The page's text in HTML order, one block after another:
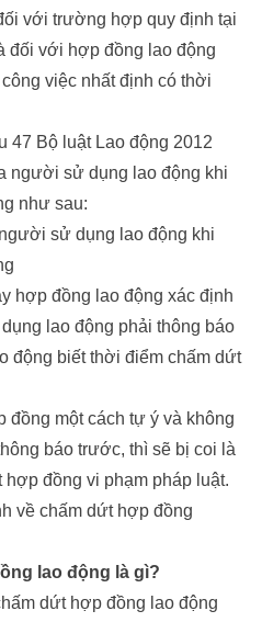
với trường hợp quy định tại
đối với hợp đồng lao động
việc nhất định có thời
47 Bộ luật Lao động 2012
người sử dụng lao động khi
như sau:
sử dụng lao động khi
hợp đồng lao động xác định
lao động phải thông báo
động biết thời điểm chấm dứt
đồng một cách tự ý và không
báo trước, thì sẽ bị coi là
đồng vi phạm pháp luật.
về chấm dứt hợp đồng
lao động là gì?
dứt hợp đồng lao động